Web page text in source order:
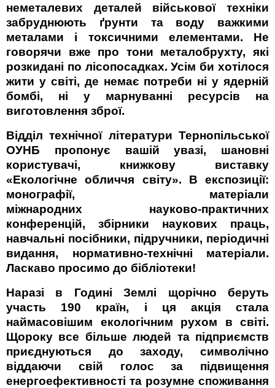
неметалевих деталей військової техніки
забруднюють ґрунти та воду важкими
металами і токсичними елементами. Не
говорячи вже про тони металобрухту, які
розкидані по лісопосадках. Усім би хотілося
жити у світі, де немає потреби ні у ядерній
бомбі, ні у марнуванні ресурсів на
виготовлення зброї.
Відділ технічної літератури Тернопільської
ОУНБ пропонує вашій увазі, шановні
користувачі, книжкову виставку
«Екологічне обличчя світу». В експозиції:
монографії, матеріали
міжнародних науково-практичних
конференцій, збірники наукових праць,
навчальні посібники, підручники, періодичні
видання, нормативно-технічні матеріали.
Ласкаво просимо до бібліотеки!
Наразі в Годині Землі щорічно беруть
участь 190 країн, і ця акція стала
наймасовішим екологічним рухом в світі.
Щороку все більше людей та підприємств
приєднуються до заходу, символічно
віддаючи свій голос за підвищення
енергоефективності та розумне споживання